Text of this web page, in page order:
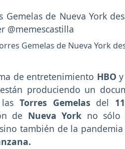
Gemelas de Nueva York
de entretenimiento HBO
produciendo un
Torres Gemelas del
de Nueva York no sólo
también de la pandemia